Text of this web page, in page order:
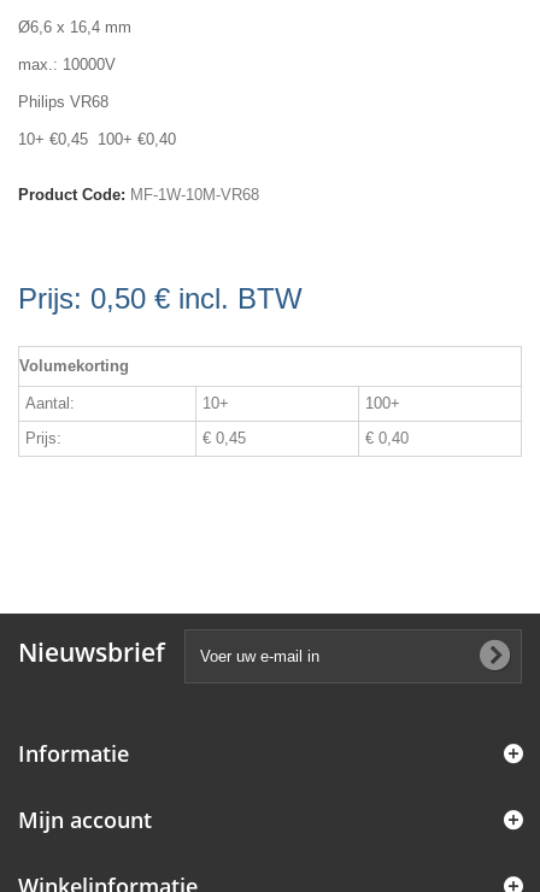
Ø6,6 x 16,4 mm
max.: 10000V
Philips VR68
10+ €0,45 100+ €0,40
Product Code: MF-1W-10M-VR68
Prijs: 0,50 € incl. BTW
Volumekorting
Aantal: 10+
100+
Prijs:
€ 0,45 € 0,40
Nieuwsbrief
Informatie
Mijn account
Winkelinformatie